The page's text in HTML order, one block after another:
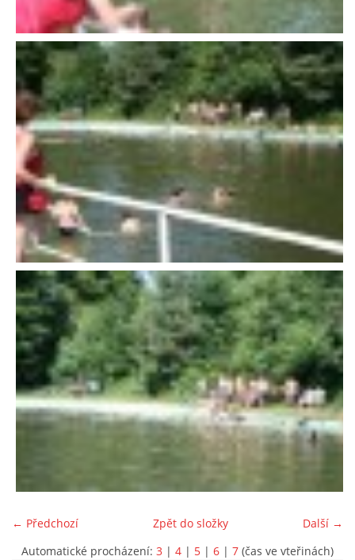
Gmail: sdhlicomelice@gmail.com
607 276 682 - starosta SDH
sdhlicomelice@seznam.cz
© 2026 eStránky.cz
← Předchozí Další →
Zpět do složky
Automatické procházení: 3 | 4 | 5 | 6 | 7 (čas ve vteřinách)